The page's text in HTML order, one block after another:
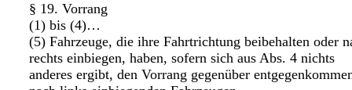
§ 19. Vorrang
(1) bis (4)…
(5) Fahrzeuge, die ihre Fahrtrichtung beibehalten oder
rechts einbiegen, haben, sofern sich aus Abs. 4 nichts
anderes ergibt, den Vorrang gegenüber